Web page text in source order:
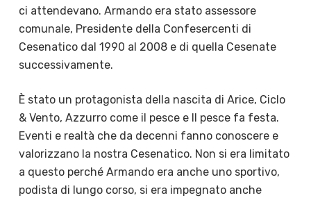
ci attendevano. Armando era stato assessore
comunale, Presidente della Confesercenti di
Cesenatico dal 1990 al 2008 e di quella Cesenate
successivamente.
È stato un protagonista della nascita di Arice, Ciclo
& Vento, Azzurro come il pesce e Il pesce fa festa.
Eventi e realtà che da decenni fanno conoscere e
valorizzano la nostra Cesenatico. Non si era limitato
a questo perché Armando era anche uno sportivo,
podista di lungo corso, si era impegnato anche